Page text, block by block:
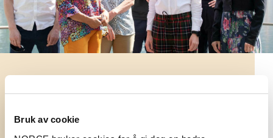
Bruk av cookie